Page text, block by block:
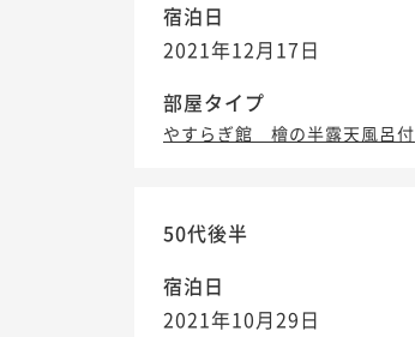
宿泊日
2021年12月17日
部屋タイプ
やすらぎ館 檜の半露天風呂付
50代後半
宿泊日
2021年10月29日